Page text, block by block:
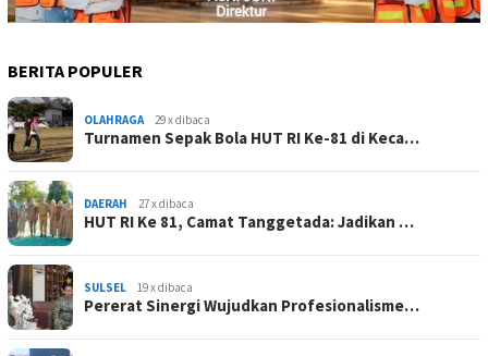
BERITA POPULER
OLAHRAGA 29 x dibaca
Turnamen Sepak Bola HUT RI Ke-81 di Keca…
DAERAH 27 x dibaca
HUT RI Ke 81, Camat Tanggetada: Jadikan …
SULSEL 19 x dibaca
Pererat Sinergi Wujudkan Profesionalisme…